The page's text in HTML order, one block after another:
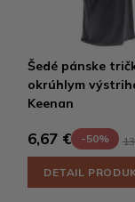
Šedé pánske
okrúhlym
Keenan
6,67 € -50%
DETAIL